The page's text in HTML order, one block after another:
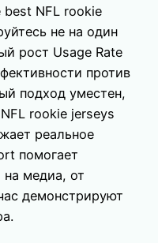
NFL rookie
не на один
рост Usage Rate
против
подход уместен,
rookie jerseys
реальное
помогает
на медиа, от
демонстрируют